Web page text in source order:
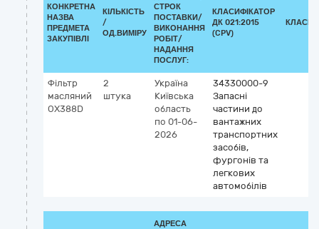
КОНКРЕТНА
НАЗВА
ПРЕДМЕТА
ЗАКУПІВЛІ
КІЛЬКІСТЬ
/
ОД.ВИМІРУ
СТРОК
ПОСТАВКИ/
ВИКОНАННЯ
РОБІТ/
НАДАННЯ
ПОСЛУГ:
КЛАСИФІКАТОР
ДК 021:2015
(CPV)
Фільтр
масляний
OX388D
2
штука
Україна
Київська
область
по 01-06-
2026
34330000-9
Запасні
частини до
вантажних
транспортних
засобів,
фургонів та
легкових
автомобілів
АДРЕСА